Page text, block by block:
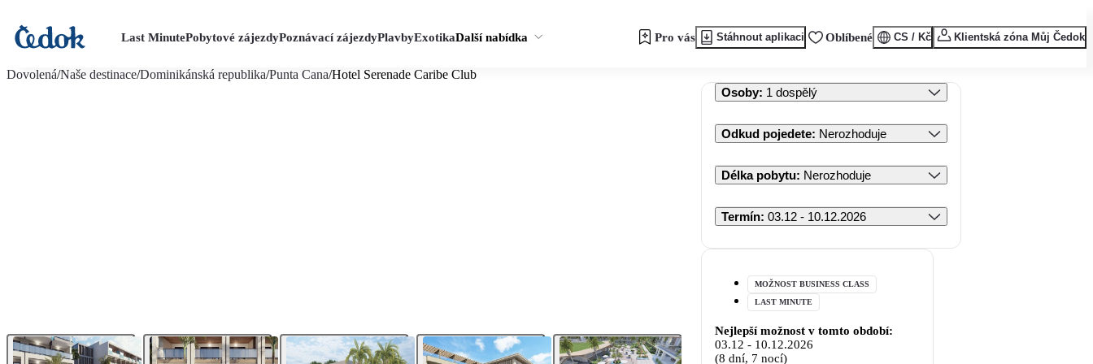
Last MinutePobytové zájezdyPoznávací zájezdyPlavbyExotikaDalší nabídka Pro vás Stáhnout aplikaci Oblíbené CS / Kč Klientská zóna Můj Čedok
Dovolená/Naše destinace/Dominikánská republika/Punta Cana/Hotel Serenade Caribe Club
Osoby: 1 dospělý
Odkud pojedete: Nerozhoduje
Délka pobytu: Nerozhoduje
Termín: 03.12 - 10.12.2026
MOŽNOST BUSINESS CLASS
LAST MINUTE
Nejlepší možnost v tomto období:
03.12 - 10.12.2026
(8 dní, 7 nocí)